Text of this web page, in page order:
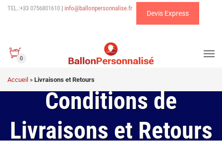
TEL.:+33 0756801610 | info@ballonpersonnalise.fr
Devis Express
0
Accueil » Livraisons et Retours
Conditions de
Livraisons et Retours